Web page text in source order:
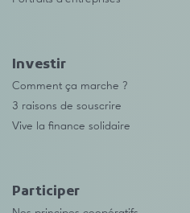
Investir
Comment ça marche ?
3 raisons de souscrire
Vive la finance solidaire
Participer